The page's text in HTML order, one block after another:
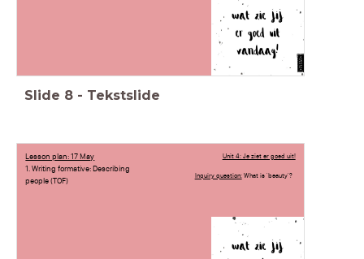
Slide 8 - Tekstslide
Lesson plan: 17 May
1. Writing formative: Describing
people (TOF)
Unit 4: Je ziet er goed uit!
Inquiry question:What is 'beauty'?